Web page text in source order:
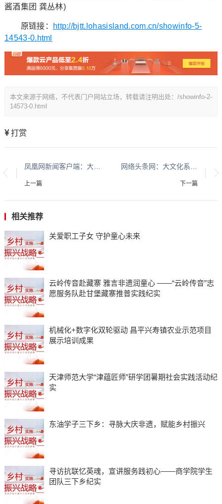
酱酒集团 龚丛林)
原链接：
http://bjtt.lohasisland.com.cn/showinfo-5-
14543-0.html
本文来源于网络，不代表门户网站立场，转载请注明出处：/showinfo-2-
14573-0.html
打赏
凤凰网新闻客户端：大文化系列报道：贵州酱香酒文化系列报道之二
上一篇 下一篇
相关推荐
关爱职工子女 守护童心未来
云岭传音赴藏寨 雅言非遗润童心 ——“云岭传音”志
愿服务队赴甘堡藏寨推普实践纪实
机械化+数字化双轮驱动 昌平兴寿镇农业示范项目
展示培训成果
天津师范大学“津蕴匠师”研学团暑期社会实践活动纪
实
东油学子三下乡：寻脉大庆非遗，赋能乡村振兴
寻访抗联忆英魂，宣讲服务践初心——商学院学生
团队三下乡纪实